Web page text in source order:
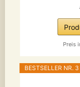
Preis
BESTSELLER NR. 3